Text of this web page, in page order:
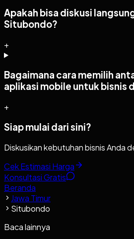
Apakah bisa diskusi
Situbondo?
+
Bagaimana cara memilih
aplikasi mobile untuk bisnis
+
Siap mulai dari sini?
Diskusikan kebutuhan bisnis Anda
Cek Estimasi Harga
Konsultasi Gratis
Beranda
Jawa Timur
Situbondo
Baca lainnya